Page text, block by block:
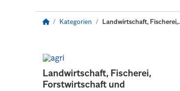
Kategorien Landwirtschaft,
Landwirtschaft, Fischerei,
Forstwirtschaft und